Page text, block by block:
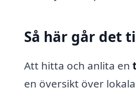
Så här går det
Att hitta och anlita en
en översikt över